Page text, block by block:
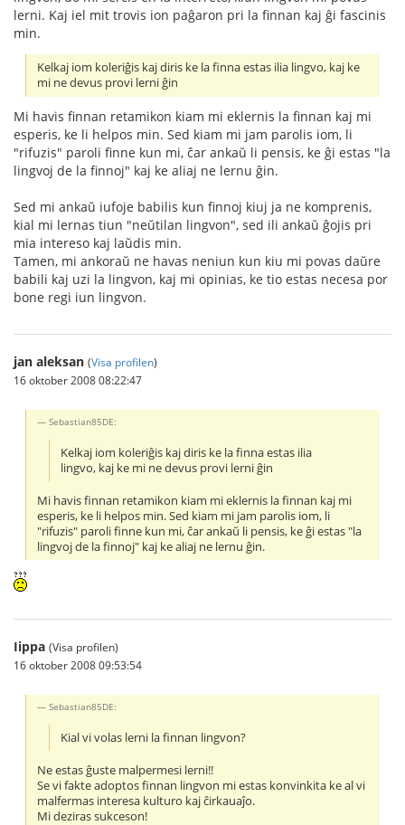
lerni. Kaj iel mit trovis ion paĝaron pri la finnan kaj ĝi fascinis
min.
Kelkaj iom koleriĝis kaj diris ke la finna estas ilia lingvo, kaj ke
mi ne devus provi lerni ĝin
Mi havis finnan retamikon kiam mi eklernis la finnan kaj mi
esperis, ke li helpos min. Sed kiam mi jam parolis iom, li
"rifuzis" paroli finne kun mi, ĉar ankaŭ li pensis, ke ĝi estas "la
lingvoj de la finnoj" kaj ke aliaj ne lernu ĝin.
Sed mi ankaŭ iufoje babilis kun finnoj kiuj ja ne komprenis,
kial mi lernas tiun "neŭtilan lingvon", sed ili ankaŭ ĝojis pri
mia intereso kaj laŭdis min.
Tamen, mi ankoraŭ ne havas neniun kun kiu mi povas daŭre
babili kaj uzi la lingvon, kaj mi opinias, ke tio estas necesa por
bone regi iun lingvon.
jan aleksan (Visa profilen)
16 oktober 2008 08:22:47
Sebastian85DE:
Kelkaj iom koleriĝis kaj diris ke la finna estas ilia
lingvo, kaj ke mi ne devus provi lerni ĝin
Mi havis finnan retamikon kiam mi eklernis la finnan kaj mi
esperis, ke li helpos min. Sed kiam mi jam parolis iom, li
"rifuzis" paroli finne kun mi, ĉar ankaŭ li pensis, ke ĝi estas "la
lingvoj de la finnoj" kaj ke aliaj ne lernu ĝin.
Iippa (Visa profilen)
16 oktober 2008 09:53:54
Sebastian85DE:
Kial vi volas lerni la finnan lingvon?
Ne estas ĝuste malpermesi lerni!!
Se vi fakte adoptos finnan lingvon mi estas konvinkita ke al vi
malfermas interesa kulturo kaj ĉirkauaĵo.
Mi deziras sukceson!